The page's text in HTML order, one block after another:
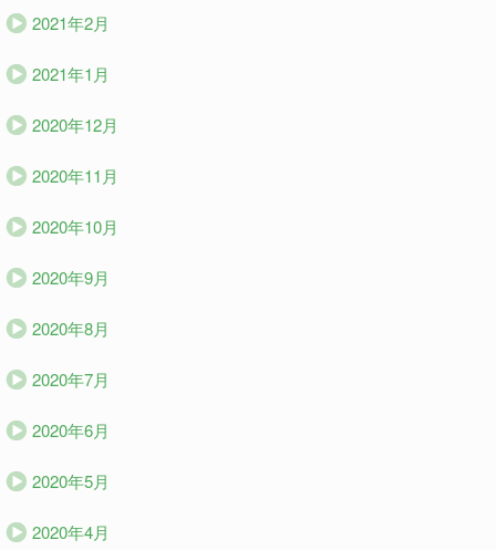
2021年2月
2021年1月
2020年12月
2020年11月
2020年10月
2020年9月
2020年8月
2020年7月
2020年6月
2020年5月
2020年4月